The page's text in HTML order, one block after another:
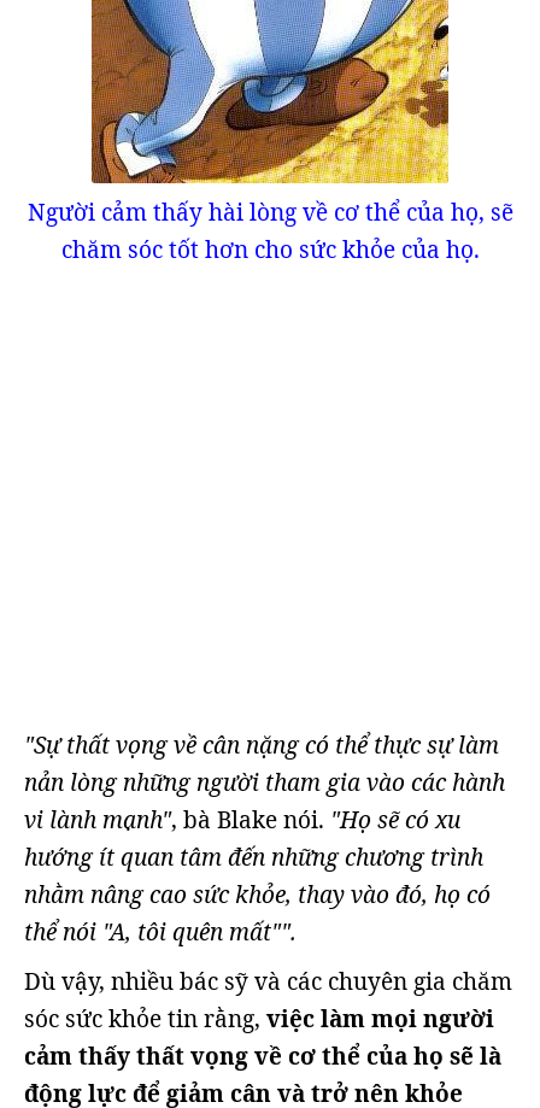
Người cảm thấy hài lòng về cơ thể của họ, sẽ
chăm sóc tốt hơn cho sức khỏe của họ.
"Sự thất vọng về cân nặng có thể thực sự làm
nản lòng những người tham gia vào các hành
vi lành mạnh", bà Blake nói. "Họ sẽ có xu
hướng ít quan tâm đến những chương trình
nhằm nâng cao sức khỏe, thay vào đó, họ có
thể nói "A, tôi quên mất"".
Dù vậy, nhiều bác sỹ và các chuyên gia chăm
sóc sức khỏe tin rằng, việc làm mọi người
cảm thấy thất vọng về cơ thể của họ sẽ là
động lực để giảm cân và trở nên khỏe